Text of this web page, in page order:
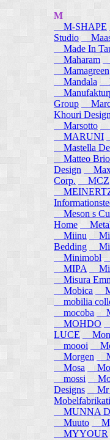
M
M-SHAPE
Studio
Made In
Maharam
Mamagreen
Mandala
Group
Khouri Design
Marsotto
MARUNI
Mastella
Matteo
Design
Corp.
MCZ
Meson s
Home
Miinu
Bedding
Minimobl
MIPA
Misura
Mobica
mobilia
mocoba
MOHDO
LUCE
moooi
Morgen
Mosa
mossi
Designs
Mr
MUNNA
Muuto My
MYYOUR